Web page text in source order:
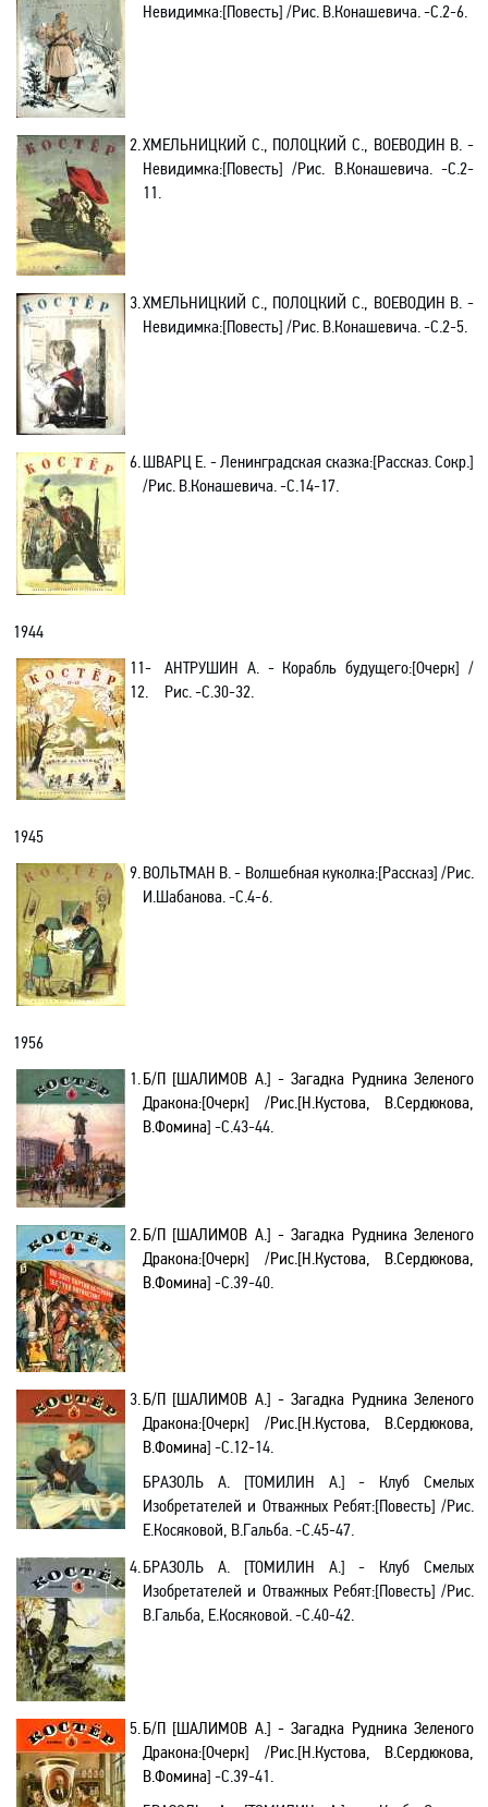
Невидимка:[Повесть] /Рис. В.Конашевича. -С.2-6.
2.ХМЕЛЬНИЦКИЙ С., ПОЛОЦКИЙ С., ВОЕВОДИН В. -
Невидимка:[Повесть] /Рис. В.Конашевича. -C.2-
11.
3.ХМЕЛЬНИЦКИЙ С., ПОЛОЦКИЙ С., ВОЕВОДИН В. -
Невидимка:[Повесть] /Рис. В.Конашевича. -C.2-5.
6.ШВАРЦ Е. -Ленинградская сказка:[Рассказ.Сокр.]
/Рис. В.Конашевича.-C.14-17.
1944
11-
12.
АНТРУШИН А. - Корабль будущего:[Очерк] /
Рис. -C.30-32.
1945
9.ВОЛЬТМАН В.- Волшебная куколка:[Рассказ] /Рис.
И.Шабанова. -C.4-6.
1956
1.Б/П [ШАЛИМОВ А.] - Загадка Рудника Зеленого
Дракона:[Очерк] /Рис.[Н.Кустова, В.Сердюкова,
В.Фомина] -С.43-44.
2.Б/П [ШАЛИМОВ А.] - Загадка Рудника Зеленого
Дракона:[Очерк] /Рис.[Н.Кустова, В.Сердюкова,
В.Фомина] -С.39-40.
3.Б/П [ШАЛИМОВ А.] - Загадка Рудника Зеленого
Дракона:[Очерк] /Рис.[Н.Кустова, В.Сердюкова,
В.Фомина] -С.12-14.
БРАЗОЛЬ А. [ТОМИЛИН А.] - Клуб Смелых
Изобретателей и Отважных Ребят:[Повесть] /Рис.
Е.Косяковой, В.Гальба. -С.45-47.
4.БРАЗОЛЬ А. [ТОМИЛИН А.] - Клуб Смелых
Изобретателей и Отважных Ребят:[Повесть] /Рис.
В.Гальба, Е.Косяковой.-С.40-42.
5.Б/П [ШАЛИМОВ А.] - Загадка Рудника Зеленого
Дракона:[Очерк] /Рис.[Н.Кустова, В.Сердюкова,
В.Фомина] -С.39-41.